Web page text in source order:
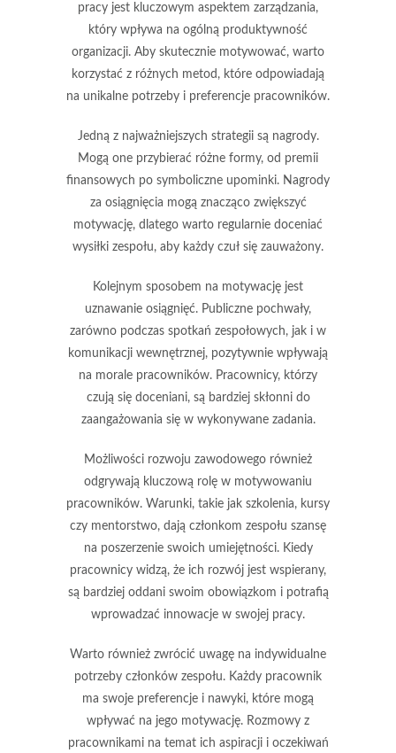
pracy jest kluczowym aspektem zarządzania,
który wpływa na ogólną produktywność
organizacji. Aby skutecznie motywować, warto
korzystać z różnych metod, które odpowiadają
na unikalne potrzeby i preferencje pracowników.
Jedną z najważniejszych strategii są nagrody.
Mogą one przybierać różne formy, od premii
finansowych po symboliczne upominki. Nagrody
za osiągnięcia mogą znacząco zwiększyć
motywację, dlatego warto regularnie doceniać
wysiłki zespołu, aby każdy czuł się zauważony.
Kolejnym sposobem na motywację jest
uznawanie osiągnięć. Publiczne pochwały,
zarówno podczas spotkań zespołowych, jak i w
komunikacji wewnętrznej, pozytywnie wpływają
na morale pracowników. Pracownicy, którzy
czują się doceniani, są bardziej skłonni do
zaangażowania się w wykonywane zadania.
Możliwości rozwoju zawodowego również
odgrywają kluczową rolę w motywowaniu
pracowników. Warunki, takie jak szkolenia, kursy
czy mentorstwo, dają członkom zespołu szansę
na poszerzenie swoich umiejętności. Kiedy
pracownicy widzą, że ich rozwój jest wspierany,
są bardziej oddani swoim obowiązkom i potrafią
wprowadzać innowacje w swojej pracy.
Warto również zwrócić uwagę na indywidualne
potrzeby członków zespołu. Każdy pracownik
ma swoje preferencje i nawyki, które mogą
wpływać na jego motywację. Rozmowy z
pracownikami na temat ich aspiracji i oczekiwań